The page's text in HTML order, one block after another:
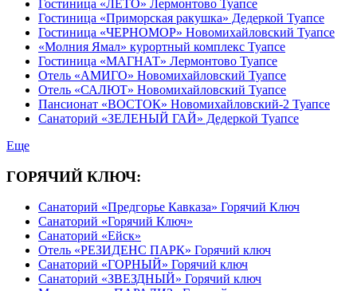
Гостиница «ЛЕТО» Лермонтово Туапсе
Гостиница «Приморская ракушка» Дедеркой Туапсе
Гостиница «ЧЕРНОМОР» Новомихайловский Туапсе
«Молния Ямал» курортный комплекс Туапсе
Гостиница «МАГНАТ» Лермонтово Туапсе
Отель «АМИГО» Новомихайловский Туапсе
Отель «САЛЮТ» Новомихайловский Туапсе
Пансионат «ВОСТОК» Новомихайловский-2 Туапсе
Санаторий «ЗЕЛЕНЫЙ ГАЙ» Дедеркой Туапсе
Еще
ГОРЯЧИЙ КЛЮЧ:
Санаторий «Предгорье Кавказа» Горячий Ключ
Санаторий «Горячий Ключ»
Санаторий «Ейск»
Отель «РЕЗИДЕНС ПАРК» Горячий ключ
Санаторий «ГОРНЫЙ» Горячий ключ
Санаторий «ЗВЕЗДНЫЙ» Горячий ключ